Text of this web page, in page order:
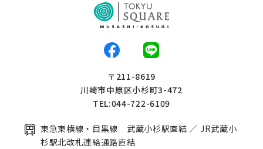
〒211-8619
川崎市中原区小杉町3-472
TEL:044-722-6109
東急東横線・目黒線 武蔵小杉駅直結 ／ JR武蔵小
杉駅北改札連絡通路直結